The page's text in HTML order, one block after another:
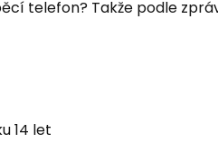
telefon? Takže podle
14 let